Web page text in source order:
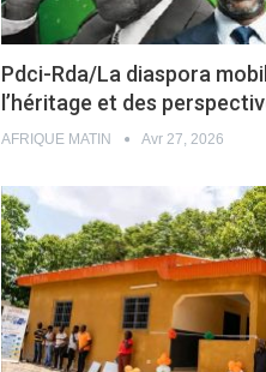
Pdci-Rda/La diaspora
l’héritage et des
AFRIQUE MATIN Avr 27, 2026